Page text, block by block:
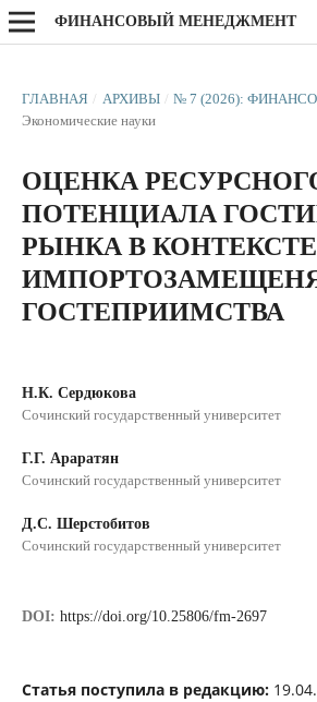
ФИНАНСОВЫЙ МЕНЕДЖМЕНТ
ГЛАВНАЯ / АРХИВЫ / № 7 (2026):
Экономические науки
ОЦЕНКА
ПОТЕНЦИАЛА
РЫНКА В КОНТЕКСТЕ
ГОСТЕПРИИМСТВА
Н.К. Сердюкова
Сочинский государственный университет
Г.Г. Араратян
Сочинский государственный университет
Д.С. Шерстобитов
Сочинский государственный университет
DOI: https://doi.org/10.25806/fm-2697
Статья поступила в редакцию: